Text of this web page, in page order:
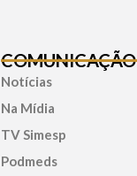
COMUNICAÇÃO
Notícias
Na Mídia
TV Simesp
Podmeds